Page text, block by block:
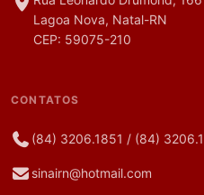
Lagoa Nova, Natal-RN
CEP: 59075-210
CONTATOS
(84) 3206.1851 / (84)
sinairn@hotmail.com